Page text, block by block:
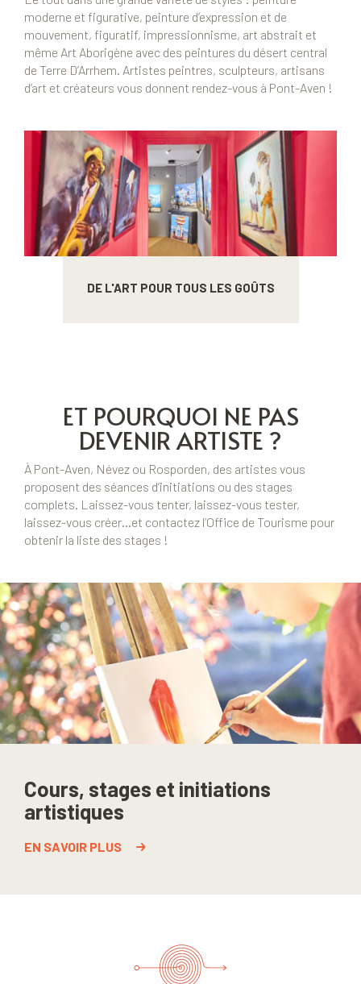
moderne et figurative, peinture d’expression et de
mouvement, figuratif, impressionnisme, art abstrait et
même Art Aborigène avec des peintures du désert central
de Terre D’Arrhem. Artistes peintres, sculpteurs, artisans
d’art et créateurs vous donnent rendez-vous à Pont-Aven !
DE L'ART POUR TOUS LES GOÛTS
ET POURQUOI NE PAS
DEVENIR ARTISTE ?
À Pont-Aven, Névez ou Rosporden, des artistes vous
proposent des séances d’initiations ou des stages
complets. Laissez-vous tenter, laissez-vous tester,
laissez-vous créer…et contactez l’Office de Tourisme pour
obtenir la liste des stages !
Cours, stages et initiations
artistiques
EN SAVOIR PLUS